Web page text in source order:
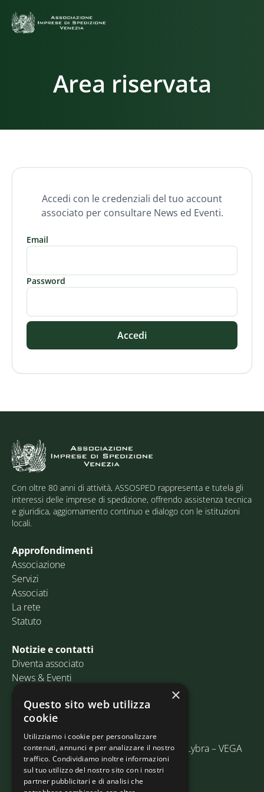
Area riservata
Accedi con le credenziali del tuo account
associato per consultare News ed Eventi.
Email
Password
Accedi
Con oltre 80 anni di attività, ASSOSPED rappresenta e tutela gli
interessi delle imprese di spedizione, offrendo assistenza tecnica
e giuridica, aggiornamento continuo e dialogo con le istituzioni
locali.
Approfondimenti
Associazione
Servizi
Associati
La rete
Statuto
Notizie e contatti
Diventa associato
News & Eventi
Contatti
Email:info@assosped.it
PEC: assospedvenezia@pec.fedespedi.it
Indirizzo: Via delle Industrie, 19/C Edificio Lybra – VEGA
30175 Marghera (VE)
×
Questo sito web utilizza
cookie
Utilizziamo i cookie per personalizzare
contenuti, annunci e per analizzare il nostro
traffico. Condividiamo inoltre informazioni
sul tuo utilizzo del nostro sito con i nostri
partner pubblicitari e di analisi che